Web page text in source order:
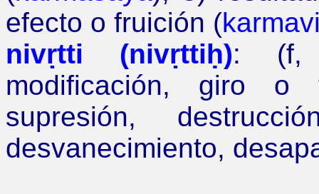
efecto o fruición (karma
nivṛtti (nivṛttiḥ): (f,
modificación, giro o
supresión,
desvanecimiento,